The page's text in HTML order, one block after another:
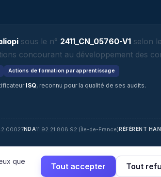
sous le n° 2411_CN_05760-V1 selon
concourant au développement des
Actions de formation par apprentissage
ISQ, reconnu pour la qualité de ses audits.
00027NDA11 92 21 808 92 (Île-de-France)RÉFÉRENT
que
Tout accepter Tout